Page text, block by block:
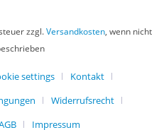
zzgl.Versandkosten, wenn nicht
settings
Kontakt
Widerrufsrecht
Impressum